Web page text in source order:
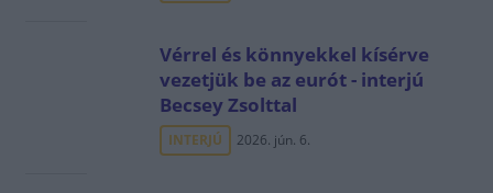
Vérrel és könnyekkel kísérve
vezetjük be az eurót - interjú
Becsey Zsolttal
INTERJÚ 2026. jún. 6.